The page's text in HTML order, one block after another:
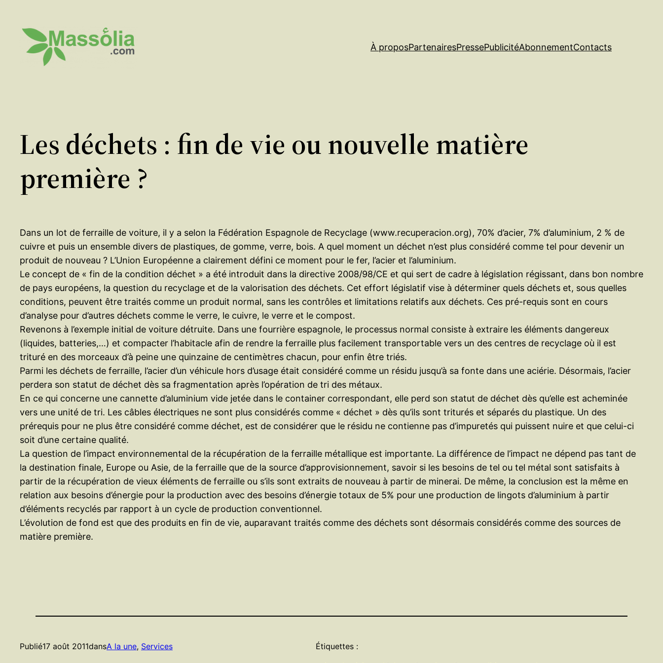
contenu
À proposPartenairesPressePublicitéAbonnementContacts
Les déchets : fin de vie ou nouvelle matière
première ?
Dans un lot de ferraille de voiture, il y a selon la Fédération Espagnole de Recyclage (www.recuperacion.org), 70% d’acier, 7% d’aluminium, 2 % de
cuivre et puis un ensemble divers de plastiques, de gomme, verre, bois. A quel moment un déchet n’est plus considéré comme tel pour devenir un
produit de nouveau ? L’Union Européenne a clairement défini ce moment pour le fer, l’acier et l’aluminium.
Le concept de « fin de la condition déchet » a été introduit dans la directive 2008/98/CE et qui sert de cadre à législation régissant, dans bon nombre
de pays européens, la question du recyclage et de la valorisation des déchets. Cet effort législatif vise à déterminer quels déchets et, sous quelles
conditions, peuvent être traités comme un produit normal, sans les contrôles et limitations relatifs aux déchets. Ces pré-requis sont en cours
d’analyse pour d’autres déchets comme le verre, le cuivre, le verre et le compost.
Revenons à l’exemple initial de voiture détruite. Dans une fourrière espagnole, le processus normal consiste à extraire les éléments dangereux
(liquides, batteries,…) et compacter l’habitacle afin de rendre la ferraille plus facilement transportable vers un des centres de recyclage où il est
trituré en des morceaux d’à peine une quinzaine de centimètres chacun, pour enfin être triés.
Parmi les déchets de ferraille, l’acier d’un véhicule hors d’usage était considéré comme un résidu jusqu’à sa fonte dans une aciérie. Désormais, l’acier
perdera son statut de déchet dès sa fragmentation après l’opération de tri des métaux.
En ce qui concerne une cannette d’aluminium vide jetée dans le container correspondant, elle perd son statut de déchet dès qu’elle est acheminée
vers une unité de tri. Les câbles électriques ne sont plus considérés comme « déchet » dès qu’ils sont triturés et séparés du plastique. Un des
prérequis pour ne plus être considéré comme déchet, est de considérer que le résidu ne contienne pas d’impuretés qui puissent nuire et que celui-ci
soit d’une certaine qualité.
La question de l’impact environnemental de la récupération de la ferraille métallique est importante. La différence de l’impact ne dépend pas tant de
la destination finale, Europe ou Asie, de la ferraille que de la source d’approvisionnement, savoir si les besoins de tel ou tel métal sont satisfaits à
partir de la récupération de vieux éléments de ferraille ou s’ils sont extraits de nouveau à partir de minerai. De même, la conclusion est la même en
relation aux besoins d’énergie pour la production avec des besoins d’énergie totaux de 5% pour une production de lingots d’aluminium à partir
d’éléments recyclés par rapport à un cycle de production conventionnel.
L’évolution de fond est que des produits en fin de vie, auparavant traités comme des déchets sont désormais considérés comme des sources de
matière première.
Publié17 août 2011dansA la une, Services Étiquettes :